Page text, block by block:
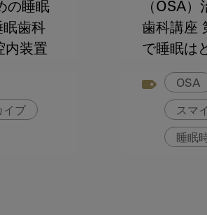
の睡眠
眠歯科
内装置
イブ
（OSA
歯科講座
で睡眠は
OSA
スマ
睡眠